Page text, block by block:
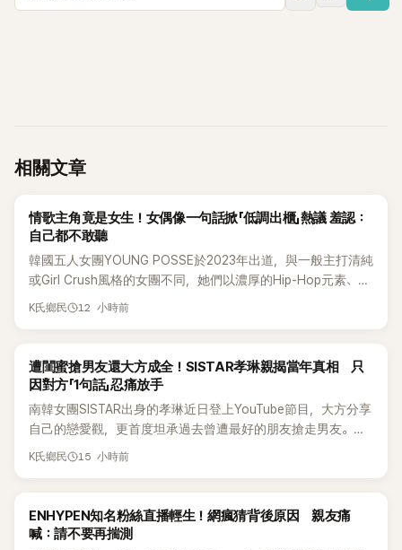
相關文章
K-POP
情歌主角竟是女生！女偶像一句話掀「低調出櫃」熱議 羞認：
自己都不敢聽
韓國五人女團YOUNG POSSE於2023年出道，與一般主打清純
或Girl Crush風格的女團不同，她們以濃厚的Hip-Hop元素、自
創Rap及成員親自參與創作為特色，MV也融入美式街頭、塗
為第五代女團中極具辨識度的新生代代表之一。
K氏鄉民 12 小時前
K-POP
遭閨蜜搶男友還大方成全！SISTAR孝琳親揭當年真相 只
因對方「1句話」忍痛放手
南韓女團SISTAR出身的孝琳近日登上YouTube節目，大方分享
自己的戀愛觀，更首度坦承過去曾遭最好的朋友搶走男友。她
表示，當時選擇瀟灑放手，但如果同樣的事情現在再發生，「我
K氏鄉民 15 小時前
K-POP
ENHYPEN知名粉絲直播輕生！網瘋猜背後原因 親友痛
喊：請不要再揣測